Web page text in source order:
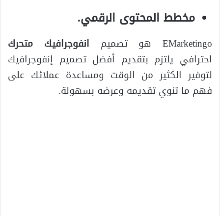
مخطط المحتوى الرقمي.
EMarketingo هو تصميم
انفوجرافيك متحرك
احترافي يلتزم بتقديم أفضل تصميم إنفوجرافيك
لتوفير الكثير من الوقت ومساعدة عملائك على
فهم ما تنوي تقديمه وعرضه بسهولة.